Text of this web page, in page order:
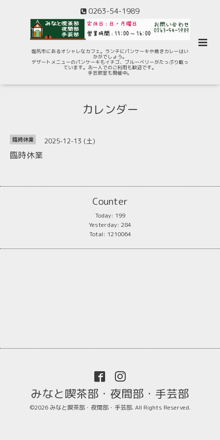
0263-54-1989
塩尻市にあるオシャレなカフェ。ランチにパンケーキや焼きカレーはい
かがでしょう。
デザートメニューのパンケーキもイチゴ、ブルーベリーがたっぷり載っ
ています。お一人でのご利用も歓迎です。
手芸教室も開催中。
カレンダー
臨時休業 2025-12-13 (土)
臨時休業
Counter
Today: 199
Yesterday: 284
Total: 1210064
みなと喫茶部・夜間部・手芸部
©2026 みなと喫茶部・夜間部・手芸部. All Rights Reserved.